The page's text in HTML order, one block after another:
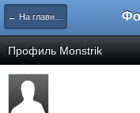
← На главную
Профиль Monstrik